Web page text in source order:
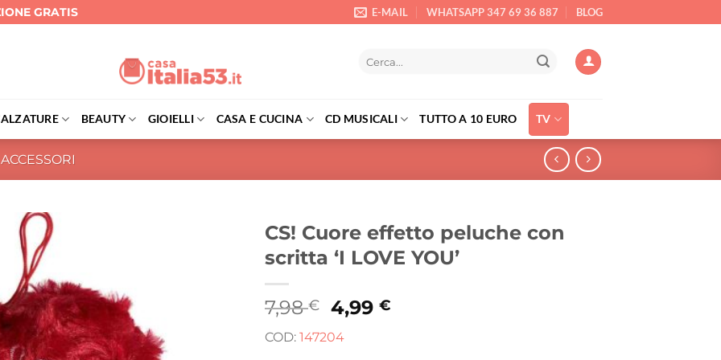
GRATIS E-MAIL WHATSAPP 347 69 36 887 BLOG
BEAUTY GIOIELLI CASA E CUCINA CD MUSICALI TUTTO A 10 EURO TV
ACCESSORI
CS! Cuore effetto peluche con
scritta ‘I LOVE YOU’
7,98€
Il
prezzo
originale
4,99€
COD: 147204